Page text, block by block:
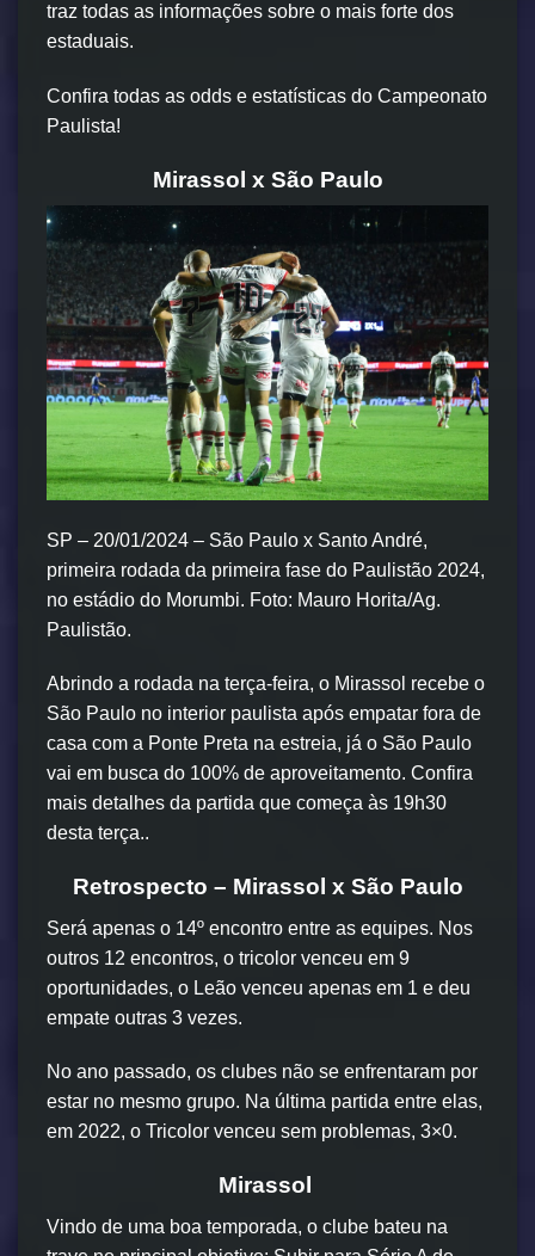
traz todas as informações sobre o mais forte dos
estaduais.
Confira todas as odds e estatísticas do Campeonato
Paulista!
Mirassol x São Paulo
SP – 20/01/2024 – São Paulo x Santo André,
primeira rodada da primeira fase do Paulistão 2024,
no estádio do Morumbi. Foto: Mauro Horita/Ag.
Paulistão.
Abrindo a rodada na terça-feira, o Mirassol recebe o
São Paulo no interior paulista após empatar fora de
casa com a Ponte Preta na estreia, já o São Paulo
vai em busca do 100% de aproveitamento. Confira
mais detalhes da partida que começa às 19h30
desta terça..
Retrospecto – Mirassol x São Paulo
Será apenas o 14º encontro entre as equipes. Nos
outros 12 encontros, o tricolor venceu em 9
oportunidades, o Leão venceu apenas em 1 e deu
empate outras 3 vezes.
No ano passado, os clubes não se enfrentaram por
estar no mesmo grupo. Na última partida entre elas,
em 2022, o Tricolor venceu sem problemas, 3×0.
Mirassol
Vindo de uma boa temporada, o clube bateu na